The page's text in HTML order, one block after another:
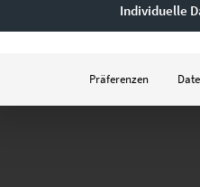
Individuelle
Präferenzen